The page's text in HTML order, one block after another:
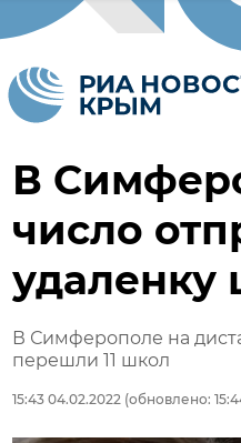
В
число
удаленку
В Симферополе на
перешли 11 школ
15:43 04.02.2022 (обновлено: